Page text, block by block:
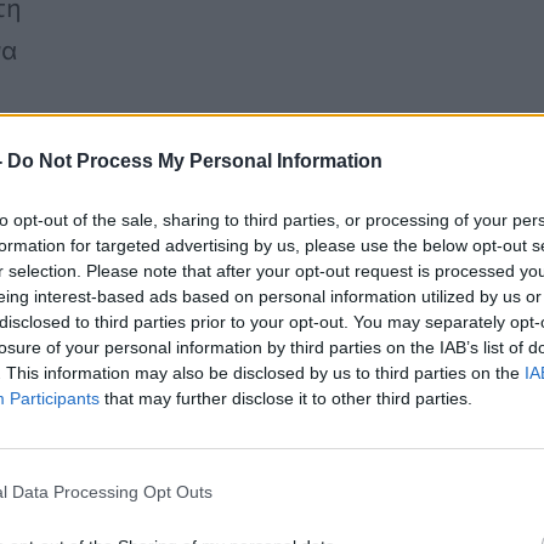
Do Not Process My Personal Information
opt-out of the sale, sharing to third parties, or processing of your
for targeted advertising by us, please use the below opt-out
selection. Please note that after your opt-out request is processed
interest-based ads based on personal information utilized by us
to third parties prior to your opt-out. You may separately
of your personal information by third parties on the IAB’s list of
This information may also be disclosed by us to third parties on the
Participants that may further disclose it to other third parties.
Data Processing Opt Outs
του μαστού, η οποία
για πρώιμα σημάδια
στους γιατρούς να συγκρίνουν
του χρόνου και τους επιτρέπει να
μερικές φορές έως και τρία